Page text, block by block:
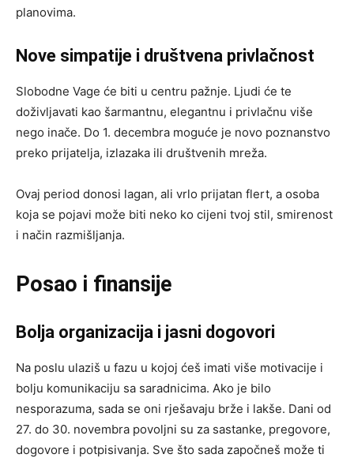
planovima.
Nove simpatije i društvena privlačnost
Slobodne Vage će biti u centru pažnje. Ljudi će te
doživljavati kao šarmantnu, elegantnu i privlačnu više
nego inače. Do 1. decembra moguće je novo poznanstvo
preko prijatelja, izlazaka ili društvenih mreža.
Ovaj period donosi lagan, ali vrlo prijatan flert, a osoba
koja se pojavi može biti neko ko cijeni tvoj stil, smirenost
i način razmišljanja.
Posao i finansije
Bolja organizacija i jasni dogovori
Na poslu ulaziš u fazu u kojoj ćeš imati više motivacije i
bolju komunikaciju sa saradnicima. Ako je bilo
nesporazuma, sada se oni rješavaju brže i lakše. Dani od
27. do 30. novembra povoljni su za sastanke, pregovore,
dogovore i potpisivanja. Sve što sada započneš može ti